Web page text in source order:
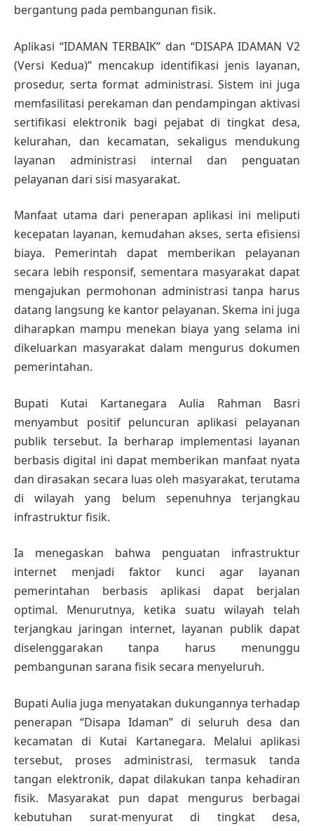
bergantung pada pembangunan fisik.
Aplikasi “IDAMAN TERBAIK” dan “DISAPA IDAMAN V2
(Versi Kedua)” mencakup identifikasi jenis layanan,
prosedur, serta format administrasi. Sistem ini juga
memfasilitasi perekaman dan pendampingan aktivasi
sertifikasi elektronik bagi pejabat di tingkat desa,
kelurahan, dan kecamatan, sekaligus mendukung
layanan administrasi internal dan penguatan
pelayanan dari sisi masyarakat.
Manfaat utama dari penerapan aplikasi ini meliputi
kecepatan layanan, kemudahan akses, serta efisiensi
biaya. Pemerintah dapat memberikan pelayanan
secara lebih responsif, sementara masyarakat dapat
mengajukan permohonan administrasi tanpa harus
datang langsung ke kantor pelayanan. Skema ini juga
diharapkan mampu menekan biaya yang selama ini
dikeluarkan masyarakat dalam mengurus dokumen
pemerintahan.
Bupati Kutai Kartanegara Aulia Rahman Basri
menyambut positif peluncuran aplikasi pelayanan
publik tersebut. Ia berharap implementasi layanan
berbasis digital ini dapat memberikan manfaat nyata
dan dirasakan secara luas oleh masyarakat, terutama
di wilayah yang belum sepenuhnya terjangkau
infrastruktur fisik.
Ia menegaskan bahwa penguatan infrastruktur
internet menjadi faktor kunci agar layanan
pemerintahan berbasis aplikasi dapat berjalan
optimal. Menurutnya, ketika suatu wilayah telah
terjangkau jaringan internet, layanan publik dapat
diselenggarakan tanpa harus menunggu
pembangunan sarana fisik secara menyeluruh.
Bupati Aulia juga menyatakan dukungannya terhadap
penerapan “Disapa Idaman” di seluruh desa dan
kecamatan di Kutai Kartanegara. Melalui aplikasi
tersebut, proses administrasi, termasuk tanda
tangan elektronik, dapat dilakukan tanpa kehadiran
fisik. Masyarakat pun dapat mengurus berbagai
kebutuhan surat-menyurat di tingkat desa,